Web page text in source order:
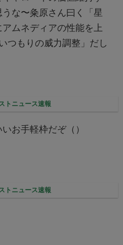
な〜粂原さん曰く「星
ムネディアの性能を上
つもりの威力調整」だし
トニュース速報
お手軽枠だぞ（）
トニュース速報